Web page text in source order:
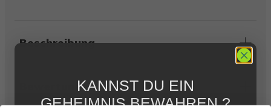
Beschreibung
BewertungenKANNST DU EIN
GEHEIMNIS BEWAHREN ?